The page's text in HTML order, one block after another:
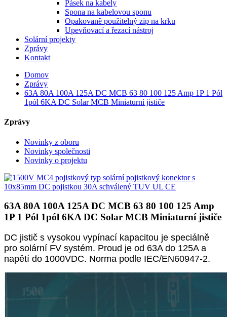
Pásek na kabely
Spona na kabelovou sponu
Opakovaně použitelný zip na krku
Upevňovací a řezací nástroj
Solární projekty
Zprávy
Kontakt
Domov
Zprávy
63A 80A 100A 125A DC MCB 63 80 100 125 Amp 1P 1 Pól
1pól 6KA DC Solar MCB Miniaturní jističe
Zprávy
Novinky z oboru
Novinky společnosti
Novinky o projektu
63A 80A 100A 125A DC MCB 63 80 100 125 Amp
1P 1 Pól 1pól 6KA DC Solar MCB Miniaturní jističe
DC jistič s vysokou vypínací kapacitou je speciálně
pro solární FV systém. Proud je od 63A do 125A a
napětí do 1000VDC. Norma podle IEC/EN60947-2.